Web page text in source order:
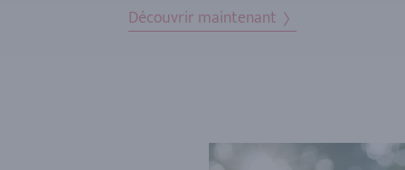
Découvrir maintenant